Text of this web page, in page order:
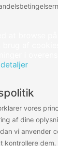
vores
af dine
vi anvender
kontrollere dem.